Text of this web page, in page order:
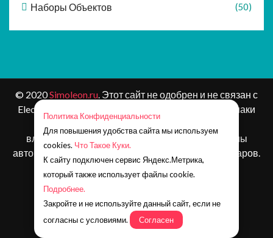
Наборы Объектов (50)
© 2020Simoleon.ru. Этот сайт не одобрен и не связан с
Electronic Arts или ее лицензиарами. Товарные знаки
являются собственностью соответствующих
владельцев. Контент и материалы игр защищены
авторским правом Electronic Arts Inc. и ее лицензиаров.
Все права защищены.
Наша почта:
simoleonru@yandex.ru
Группа ВК:
https://vk.com/simoleonru
Канал на Дзен:https://zen.yandex.ru/simoleon
Политика Конфиденциальности
Для повышения удобства сайта мы используем
cookies. Что Такое Куки.
К сайту подключен сервис Яндекс.Метрика,
который также использует файлы cookie.
Подробнее.
Закройте и не используйте данный сайт, если не
согласны с условиями.
Согласен